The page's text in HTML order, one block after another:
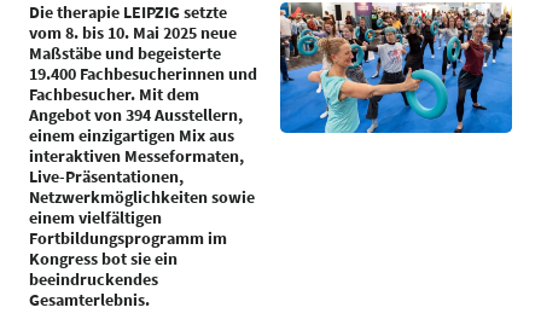
Die therapie LEIPZIG setzte
vom 8. bis 10. Mai 2025 neue
Maßstäbe und begeisterte
19.400 Fachbesucherinnen und
Fachbesucher. Mit dem
Angebot von 394 Ausstellern,
einem einzigartigen Mix aus
interaktiven Messeformaten,
Live-Präsentationen,
Netzwerkmöglichkeiten sowie
einem vielfältigen
Fortbildungsprogramm im
Kongress bot sie ein
beeindruckendes
Gesamterlebnis.